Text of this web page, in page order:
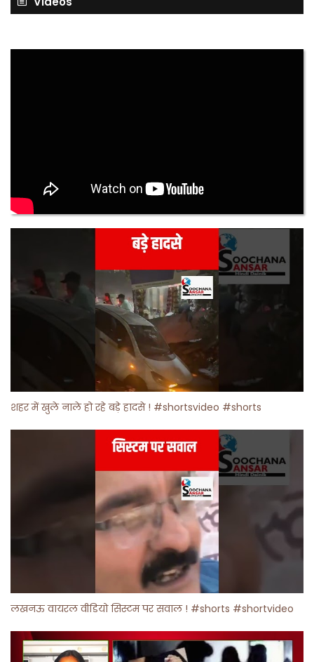
शहर में खुले नाले हो रहे बड़े हादसे ! #shortsvideo #shorts
लखनऊ वायरल वीडियो सिस्टम पर सवाल ! #shorts #shortvideo